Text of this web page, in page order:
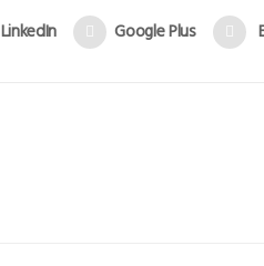
LinkedIn Google Plus